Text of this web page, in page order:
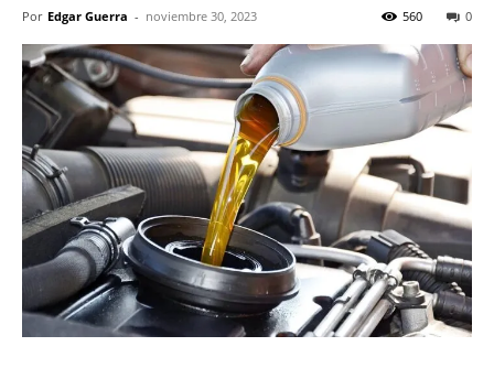
Por Edgar Guerra - noviembre 30, 2023 0
560